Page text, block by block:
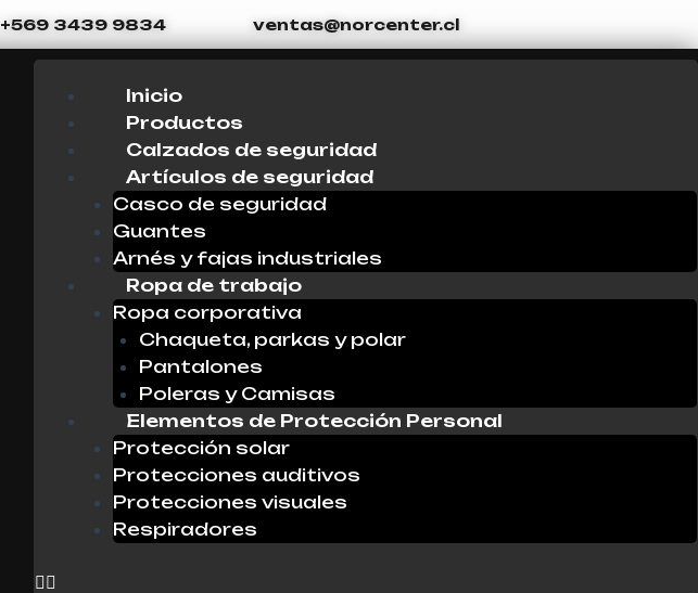
+569 3439 9834 ventas@norcenter.cl
Inicio
Productos
Calzados de seguridad
Artículos de seguridad
Casco de seguridad
Guantes
Arnés y fajas industriales
Ropa de trabajo
Ropa corporativa
Chaqueta, parkas y polar
Pantalones
Poleras y Camisas
Elementos de Protección Personal
Protección solar
Protecciones auditivos
Protecciones visuales
Respiradores